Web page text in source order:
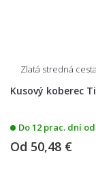
Zlatá stredná cesta
Kusový koberec
Do 12 prac. dní
Od 50,48 €